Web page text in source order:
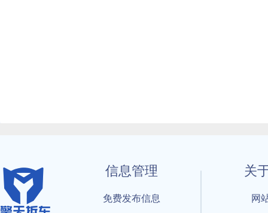
信息管理
免费发布信息
关
网